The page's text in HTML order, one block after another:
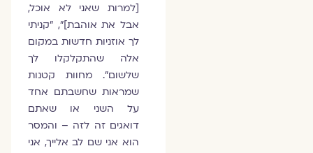
[למרות שאני לא אוכל,
אבל את אוהבת]", "קניתי
לך אוזניות חדשות במקום
אלה שהתקלקלו לך
שלשום". מחוות קטנות
שמראות שחשבתם אחד
על השני או שאתם
דואגים זה לזה – והמסר
הוא אני שם לב אלייך, אני